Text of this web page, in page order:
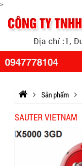
>
0947778104
Sản phẩm
SAUTER VIETNAM